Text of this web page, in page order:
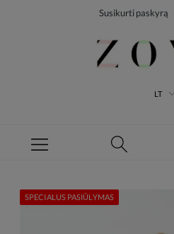
Susikurti paskyrą
LT
SPECIALUS PASIŪLYMAS